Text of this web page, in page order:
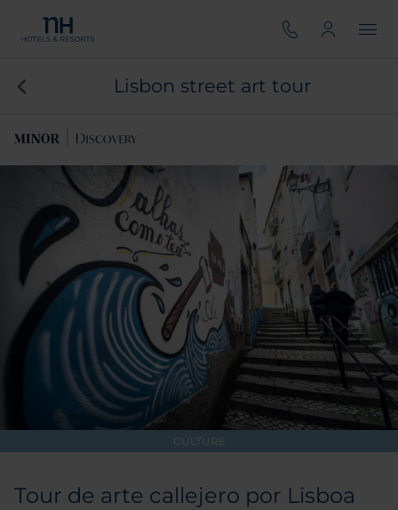
Lisbon street art tour
CULTURE
Tour de arte callejero por Lisboa